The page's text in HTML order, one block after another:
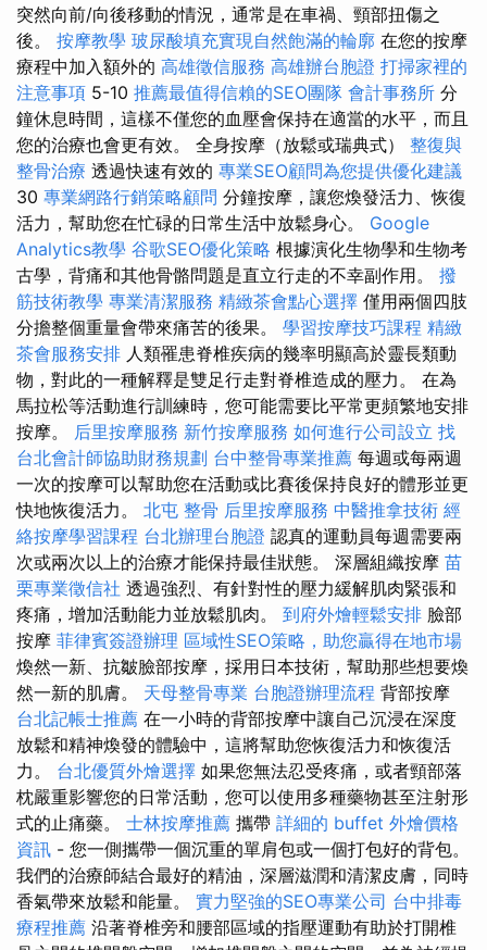
突然向前/向後移動的情況，通常是在車禍、頸部扭傷之
後。 按摩教學 玻尿酸填充實現自然飽滿的輪廓 在您的按摩
療程中加入額外的 高雄徵信服務 高雄辦台胞證 打掃家裡的
注意事項 5-10 推薦最值得信賴的SEO團隊 會計事務所 分
鐘休息時間，這樣不僅您的血壓會保持在適當的水平，而且
您的治療也會更有效。 全身按摩（放鬆或瑞典式） 整復與
整骨治療 透過快速有效的 專業SEO顧問為您提供優化建議
30 專業網路行銷策略顧問 分鐘按摩，讓您煥發活力、恢復
活力，幫助您在忙碌的日常生活中放鬆身心。 Google
Analytics教學 谷歌SEO優化策略 根據演化生物學和生物考
古學，背痛和其他骨骼問題是直立行走的不幸副作用。 撥
筋技術教學 專業清潔服務 精緻茶會點心選擇 僅用兩個四肢
分擔整個重量會帶來痛苦的後果。 學習按摩技巧課程 精緻
茶會服務安排 人類罹患脊椎疾病的幾率明顯高於靈長類動
物，對此的一種解釋是雙足行走對脊椎造成的壓力。 在為
馬拉松等活動進行訓練時，您可能需要比平常更頻繁地安排
按摩。 后里按摩服務 新竹按摩服務 如何進行公司設立 找
台北會計師協助財務規劃 台中整骨專業推薦 每週或每兩週
一次的按摩可以幫助您在活動或比賽後保持良好的體形並更
快地恢復活力。 北屯 整骨 后里按摩服務 中醫推拿技術 經
絡按摩學習課程 台北辦理台胞證 認真的運動員每週需要兩
次或兩次以上的治療才能保持最佳狀態。 深層組織按摩 苗
栗專業徵信社 透過強烈、有針對性的壓力緩解肌肉緊張和
疼痛，增加活動能力並放鬆肌肉。 到府外燴輕鬆安排 臉部
按摩 菲律賓簽證辦理 區域性SEO策略，助您贏得在地市場
煥然一新、抗皺臉部按摩，採用日本技術，幫助那些想要煥
然一新的肌膚。 天母整骨專業 台胞證辦理流程 背部按摩
台北記帳士推薦 在一小時的背部按摩中讓自己沉浸在深度
放鬆和精神煥發的體驗中，這將幫助您恢復活力和恢復活
力。 台北優質外燴選擇 如果您無法忍受疼痛，或者頸部落
枕嚴重影響您的日常活動，您可以使用多種藥物甚至注射形
式的止痛藥。 士林按摩推薦 攜帶 詳細的 buffet 外燴價格
資訊 - 您一側攜帶一個沉重的單肩包或一個打包好的背包。
我們的治療師結合最好的精油，深層滋潤和清潔皮膚，同時
香氣帶來放鬆和能量。 實力堅強的SEO專業公司 台中排毒
療程推薦 沿著脊椎旁和腰部區域的指壓運動有助於打開椎